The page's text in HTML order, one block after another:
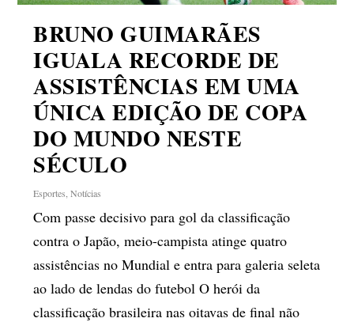
BRUNO GUIMARÃES
IGUALA RECORDE DE
ASSISTÊNCIAS EM UMA
ÚNICA EDIÇÃO DE COPA
DO MUNDO NESTE
SÉCULO
Esportes ,Notícias
Com passe decisivo para gol da classificação
contra o Japão, meio-campista atinge quatro
assistências no Mundial e entra para galeria seleta
ao lado de lendas do futebol O herói da
classificação brasileira nas oitavas de final não